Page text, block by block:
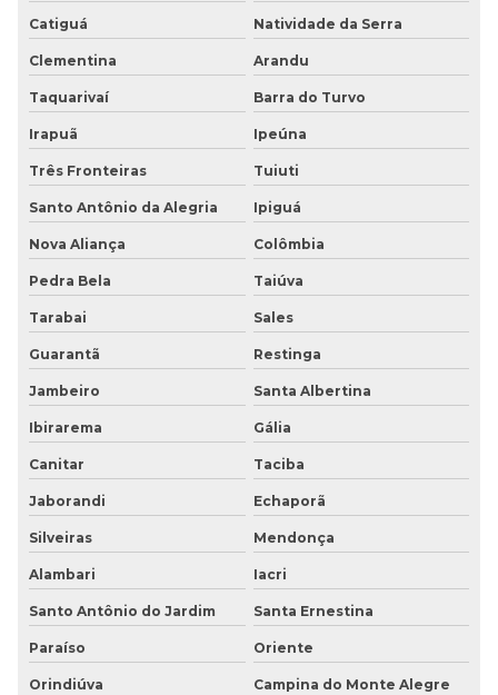
Catiguá Natividade da Serra
Clementina Arandu
Taquarivaí Barra do Turvo
Irapuã Ipeúna
Três Fronteiras Tuiuti
Santo Antônio da Alegria Ipiguá
Nova Aliança Colômbia
Pedra Bela Taiúva
Tarabai Sales
Guarantã Restinga
Jambeiro Santa Albertina
Ibirarema Gália
Canitar Taciba
Jaborandi Echaporã
Silveiras Mendonça
Alambari Iacri
Santo Antônio do Jardim Santa Ernestina
Paraíso Oriente
Orindiúva Campina do Monte Alegre